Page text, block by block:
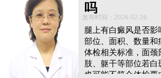
吗
发布时间：2026-02-26
腿上有白癜风是否
部位、面积、数量
体检相关标准，面颈
肢、躯干等部位若白
也可能不符合体检要